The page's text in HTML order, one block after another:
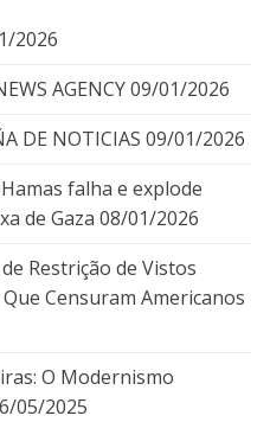
2026
AGENCY09/01/2026
DE NOTICIAS 09/01/2026
falha e explode
de Gaza 08/01/2026
Restrição de Vistos
Censuram Americanos
O Modernismo
05/2025